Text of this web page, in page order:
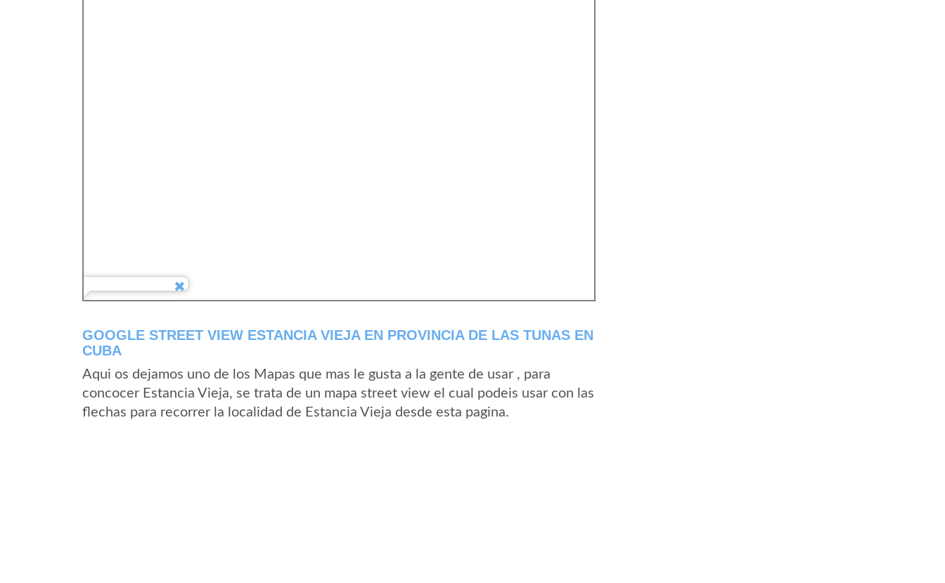
GOOGLE STREET VIEW ESTANCIA VIEJA EN PROVINCIA DE LAS TUNAS EN
CUBA
Aqui os dejamos uno de los Mapas que mas le gusta a la gente de usar , para
concocer Estancia Vieja, se trata de un mapa street view el cual podeis usar con las
flechas para recorrer la localidad de Estancia Vieja desde esta pagina.